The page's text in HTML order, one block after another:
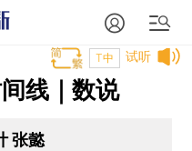
试听
T中
线｜数说
张懿